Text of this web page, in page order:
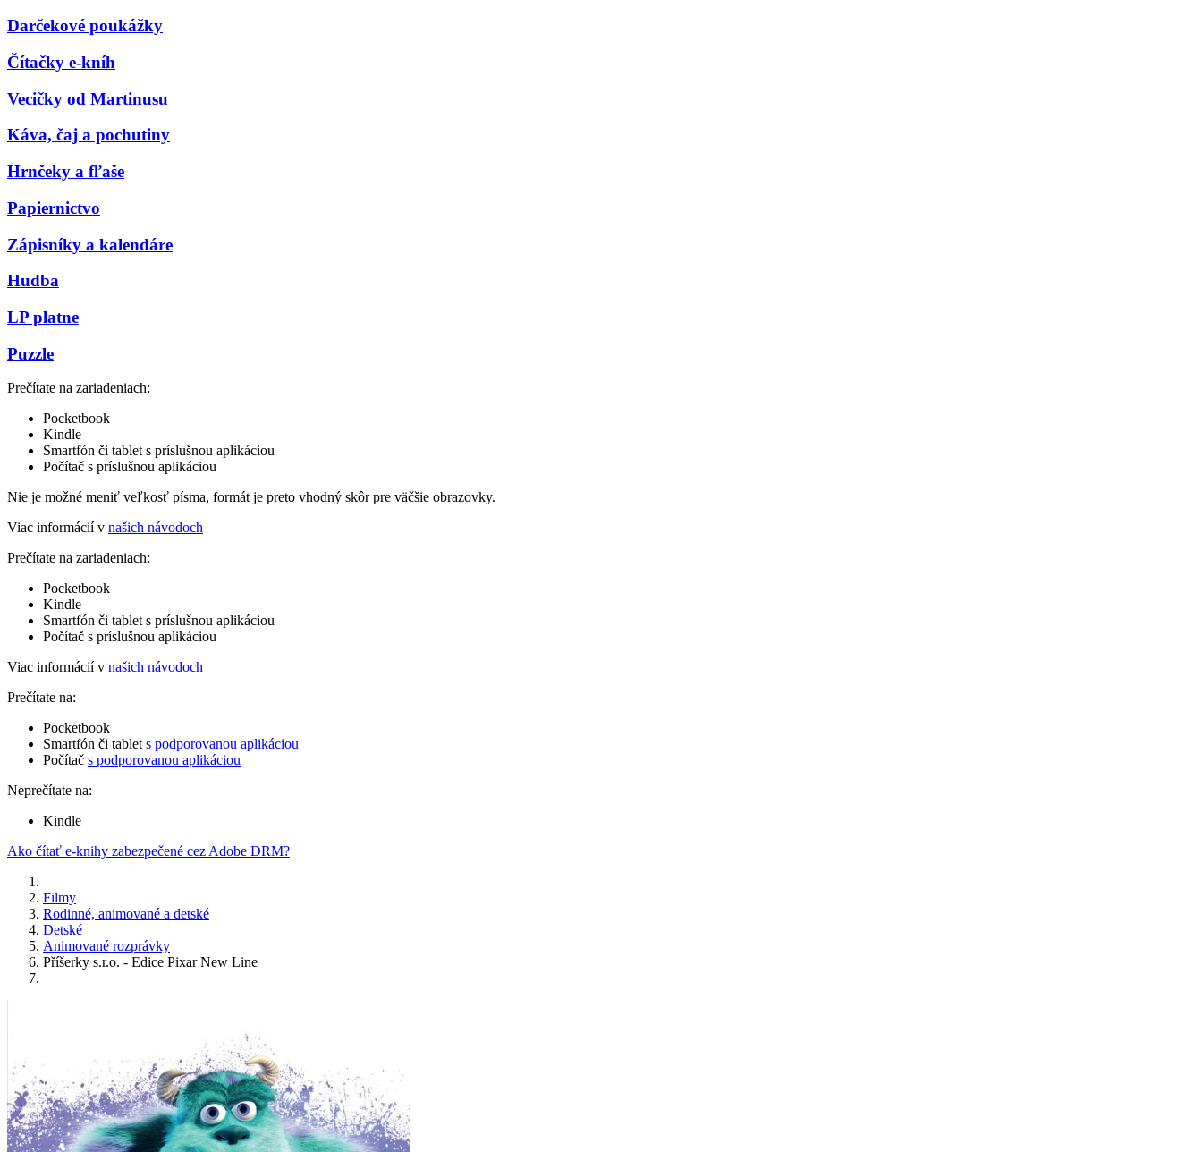
Darčekové poukážky
Čítačky e-kníh
Vecičky od Martinusu
Káva, čaj a pochutiny
Hrnčeky a fľaše
Papiernictvo
Zápisníky a kalendáre
Hudba
LP platne
Puzzle
Prečítate na zariadeniach:
Pocketbook
Kindle
Smartfón či tablet s príslušnou aplikáciou
Počítač s príslušnou aplikáciou
Nie je možné meniť veľkosť písma, formát je preto vhodný skôr pre väčšie obrazovky.
Viac informácií v našich návodoch
Prečítate na zariadeniach:
Pocketbook
Kindle
Smartfón či tablet s príslušnou aplikáciou
Počítač s príslušnou aplikáciou
Viac informácií v našich návodoch
Prečítate na:
Pocketbook
Smartfón či tablet s podporovanou aplikáciou
Počítač s podporovanou aplikáciou
Neprečítate na:
Kindle
Ako čítať e-knihy zabezpečené cez Adobe DRM?
Filmy
Rodinné, animované a detské
Detské
Animované rozprávky
Příšerky s.r.o. - Edice Pixar New Line